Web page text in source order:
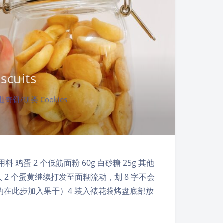
夜间模式
奇饼/饼类 Cookies
鸡蛋 2 个低筋面粉 60g 白砂糖 25g 其他
个蛋黄继续打发至面糊流动，划 8 字不会
此步加入果干）4 装入裱花袋烤盘底部放